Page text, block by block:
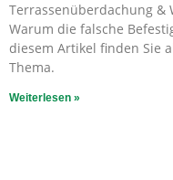
Terrassenüberdachung &
Warum die falsche
diesem Artikel finden Sie
Thema.
Weiterlesen »